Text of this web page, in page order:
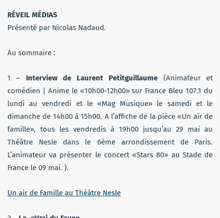
RÉVEIL MÉDIAS
Présenté par Nicolas Nadaud.
Au sommaire :
1 – Interview de Laurent Petitguillaume (Animateur et
comédien | Anime le «10h00-12h00» sur France Bleu 107.1 du
lundi au vendredi et le «Mag Musique» le samedi et le
dimanche de 14h00 à 15h00. A l’affiche de la pièce «Un air de
famille», tous les vendredis à 19h00 jusqu’au 29 mai au
Théâtre Nesle dans le 6ème arrondissement de Paris.
L’animateur va présenter le concert «Stars 80» au Stade de
France le 09 mai. ).
Un air de Famille au Théâtre Nesle